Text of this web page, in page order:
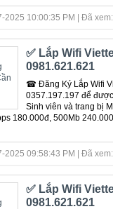
2025 10:00:35 PM | Đã
✅ Lắp Wifi
0981.621.621
☎ Đăng Ký Lắp Wifi
0357.197.197 để
Sinh viên và trang bị
180.000đ, 500Mb
2025 09:58:43 PM | Đã
✅ Lắp Wifi
0981.621.621